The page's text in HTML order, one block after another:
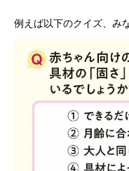
例えば以下のクイズ、み